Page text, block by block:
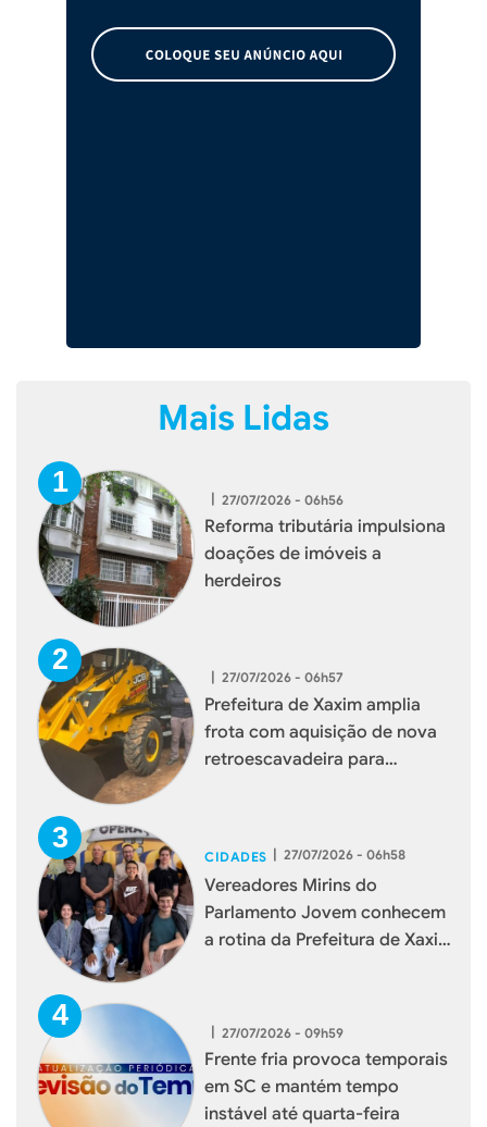
Mais Lidas
| 27/07/2026 - 06h56
Reforma tributária impulsiona
doações de imóveis a
herdeiros
| 27/07/2026 - 06h57
Prefeitura de Xaxim amplia
frota com aquisição de nova
retroescavadeira para
CIDADES | 27/07/2026 - 06h58
Vereadores Mirins do
Parlamento Jovem conhecem
a rotina da Prefeitura de Xaxim
| 27/07/2026 - 09h59
Frente fria provoca temporais
em SC e mantém tempo
instável até quarta-feira